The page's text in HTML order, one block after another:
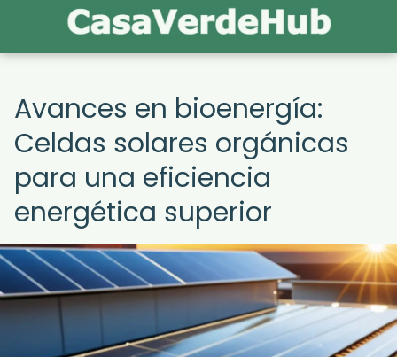
Avances en bioenergía:
Celdas solares orgánicas
para una eficiencia
energética superior